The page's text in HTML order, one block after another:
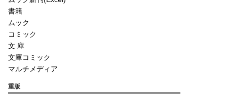
書籍
ムック
コミック
文 庫
文庫コミック
マルチメディア
重版